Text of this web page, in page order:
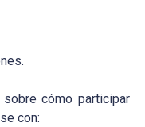
cómo participar
con: